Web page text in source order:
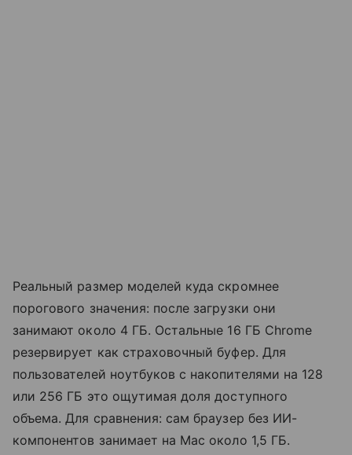
Реальный размер моделей куда скромнее
порогового значения: после загрузки они
занимают около 4 ГБ. Остальные 16 ГБ Chrome
резервирует как страховочный буфер. Для
пользователей ноутбуков с накопителями на 128
или 256 ГБ это ощутимая доля доступного
объема. Для сравнения: сам браузер без ИИ-
компонентов занимает на Mac около 1,5 ГБ.